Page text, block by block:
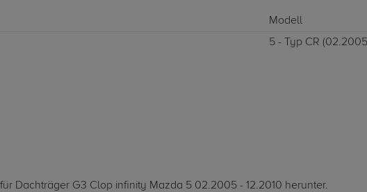
Modell
5 - Typ CR
Dachträger G3 Clop infinity Mazda 5 02.2005 - 12.2010 herunter.